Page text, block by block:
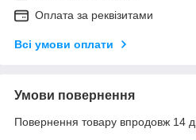
Оплата за реквізитами
Всі умови оплати
Умови повернення
Повернення товару впродовж 14